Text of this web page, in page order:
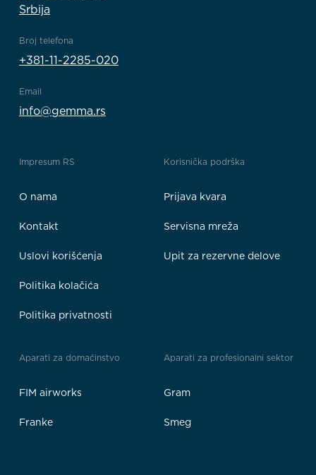
Srbija
Broj telefona
+381-11-2285-020
Email
info@gemma.rs
Impresum RS
O nama
Kontakt
Uslovi korišćenja
Politika kolačića
Politika privatnosti
Korisnička podrška
Prijava kvara
Servisna mreža
Upit za rezervne delove
Aparati za domaćinstvo
FIM airworks
Franke
Aparati za profesionalni sektor
Gram
Smeg